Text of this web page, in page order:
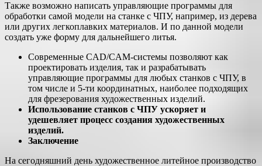
Также возможно написать управляющие программы для
обработки самой модели на станке с ЧПУ, например, из дерева
или других легкоплавких материалов. И по данной модели
создать уже форму для дальнейшего литья.
Современные CAD/CAM-системы позволяют как
проектировать изделия, так и разрабатывать
управляющие программы для любых станков с ЧПУ, в
том числе и 5-ти координатных, наиболее подходящих
для фрезерования художественных изделий.
Использование станков с ЧПУ ускоряет и
удешевляет процесс создания художественных
изделий.
Заключение
На сегодняшний день художественное литейное производство